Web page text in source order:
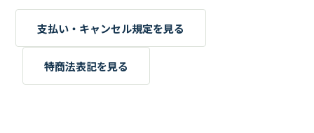
支払い・キャンセル規定を見る
特商法表記を見る